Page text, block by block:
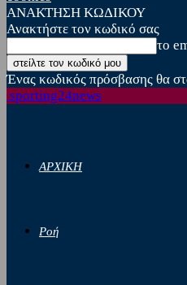
ΑΝΑΚΤΗΣΗ ΚΩΔΙΚΟΥ
Ανακτήστε τον κωδικό σας
το
Ένας κωδικός πρόσβασης θα
sporting24news
ΑΡΧΙΚΗ
Ροή